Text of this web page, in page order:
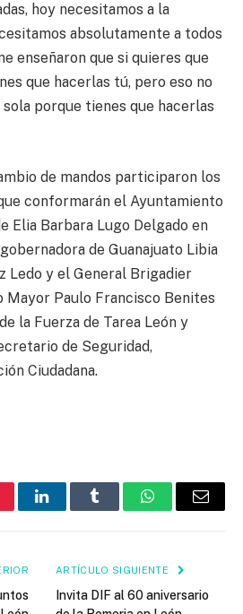
hoy necesitamos a la
absolutamente a todos
enseñaron que si quieres que
que hacerlas tú, pero eso no
porque tienes que hacerlas
de mandos participaron los
conformarán el Ayuntamiento
Elia Barbara Lugo Delgado en
de Guanajuato Libia
Ledo y el General Brigadier
Mayor Paulo Francisco Benites
la Fuerza de Tarea León y
de Seguridad,
Ciudadana.
LinkedInTumblr WhatsAppEmail
ARTÍCULO SIGUIENTE
Invita DIF al 60 aniversario